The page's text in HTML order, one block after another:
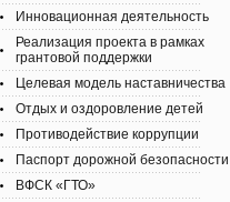
Инновационная деятельность
Реализация проекта в рамках
грантовой поддержки
Целевая модель наставничества
Отдых и оздоровление детей
Противодействие коррупции
Паспорт дорожной безопасности
ВФСК «ГТО»